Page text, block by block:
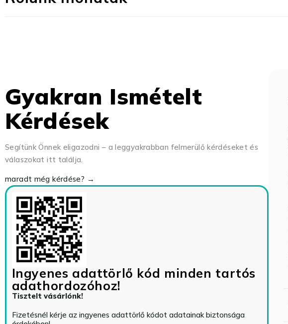
Gyakran Ismételt
Kérdések
Segítünk Önnek eligazodni – a leggyakrabban felmerülő kérdéseket és
válaszokat itt találja.
maradt még kérdése? →
Ingyenes adattörlő kód minden tartós
adathordozóhoz!
Tisztelt vásárlónk!
Fizetésnél kérje az ingyenes adattörlő kódot adatainak biztonsága